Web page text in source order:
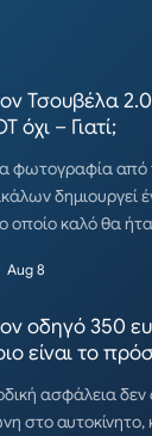
Τσουβέλα
όχι – Γιατί;
φωτογραφία από
οποίο καλό θα
Aug 8
οδηγό 350
είναι το
ασφάλεια
στο